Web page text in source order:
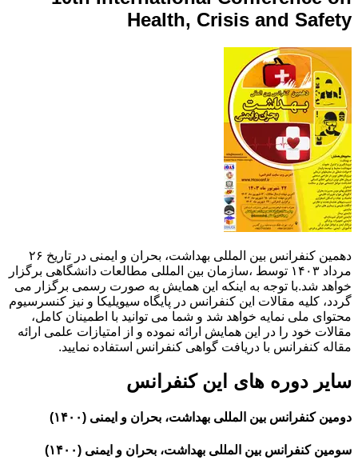
Health, Crisis and Safety
دهمین کنفرانس بین المللی بهداشت، بحران و ایمنی در تاریخ ۲۶
مرداد ۱۴۰۳ توسط ،سازمان بین المللی مطالعات دانشگاهی برگزار
خواهد شد.با توجه به اینکه این همایش به صورت رسمی برگزار می
گردد، کلیه مقالات این کنفرانس در پایگاه سیویلیکا و نیز کنسرسیوم
محتوای ملی نمایه خواهد شد و شما می توانید با اطمینان کامل،
مقالات خود را در این همایش ارائه نموده و از امتیازات علمی ارائه
مقاله کنفرانس با دریافت گواهی کنفرانس استفاده نمایید.
سایر دوره های این کنفرانس
دومین کنفرانس بین المللی بهداشت، بحران و ایمنی (۱۴۰۰)
سومین کنفرانس بین المللی بهداشت، بحران و ایمنی (۱۴۰۰)